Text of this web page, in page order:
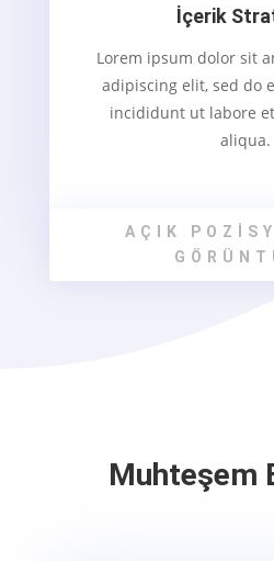
İçerik
Lorem ipsum dolor sit
adipiscing elit, sed do
incididunt ut labore
aliqua.
AÇIK
Muhteşem